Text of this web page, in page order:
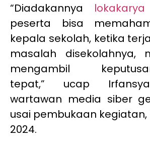
“Diadakannya lokakarya
peserta bisa
kepala sekolah, ketika
masalah disekolahnya,
mengambil
tepat,” ucap
wartawan media siber
usai pembukaan kegiatan,
2024.